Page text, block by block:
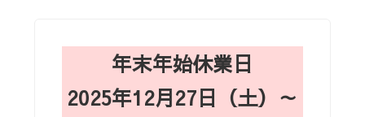
年末年始休業日
2025年12月27日（土）～